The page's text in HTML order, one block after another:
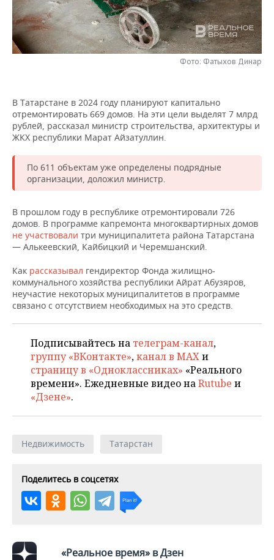
НЕФТЕХИМИЯ
НЕФТЬ
РОЗНИЧНАЯ ТОРГОВЛЯ
ТРАНСПОРТ
НОВОСТИ ТЕХНОЛОГИЙ
IT
ТЕЛЕКОММУНИКАЦИИ
МЕРОПРИЯТИЯ
НОВОСТИ МЕРОПРИЯТИЙ
БИЗНЕС-БРАНЧИ
ONLINE-КОНФЕРЕНЦИИ
ОТКРЫТАЯ ЛЕКЦИЯ
СПОРТ
ФУТБОЛ
ХОККЕЙ
БАСКЕТБОЛ
ВОЛЕЙБОЛ
КИБЕРСПОРТ
ФИГУРНОЕ КАТАНИЕ
ВОДНЫЕ ВИДЫ СПОРТА
ХОККЕЙ С МЯЧОМ
НОВОСТИ ОБЩЕСТВА
ВЛАСТЬ
ИНФРАСТРУКТУРА
ИСТОРИЯ
КУЛЬТУРА
МЕДИЦИНА
ОБРАЗОВАНИЕ
ПРОИСШЕСТВИЯ
ФОТОГАЛЕРЕЯ
СЮЖЕТЫ
СПРАВОЧНИК
СПИСОК ПЕРСОН
СПИСОК КОМПАНИЙ
ПОЛНАЯ ВЕРСИЯ
Фото: Фатыхов Динар
В Татарстане в 2024 году планируют капитально
отремонтировать 669 домов. На эти цели выделят 7 млрд
рублей, рассказал министр строительства, архитектуры и
ЖКХ республики Марат Айзатуллин.
По 611 объектам уже определены подрядные
организации, доложил министр.
В прошлом году в республике отремонтировали 726
домов. В программе капремонта многоквартирных домов
не участвовали три муниципалитета района Татарстана
— Алькеевский, Кайбицкий и Черемшанский.
Как рассказывал гендиректор Фонда жилищно-
коммунального хозяйства республики Айрат Абузяров,
неучастие некоторых муниципалитетов в программе
связано с отсутствием необходимых на это средств.
Подписывайтесь на телеграм-канал,
группу «ВКонтакте»,канал в MAXи
страницу в «Одноклассниках» «Реального
времени». Ежедневные видео наRutube и
«Дзене».
Недвижимость Татарстан
Поделитесь в соцсетях
«Реальное время» в Дзен